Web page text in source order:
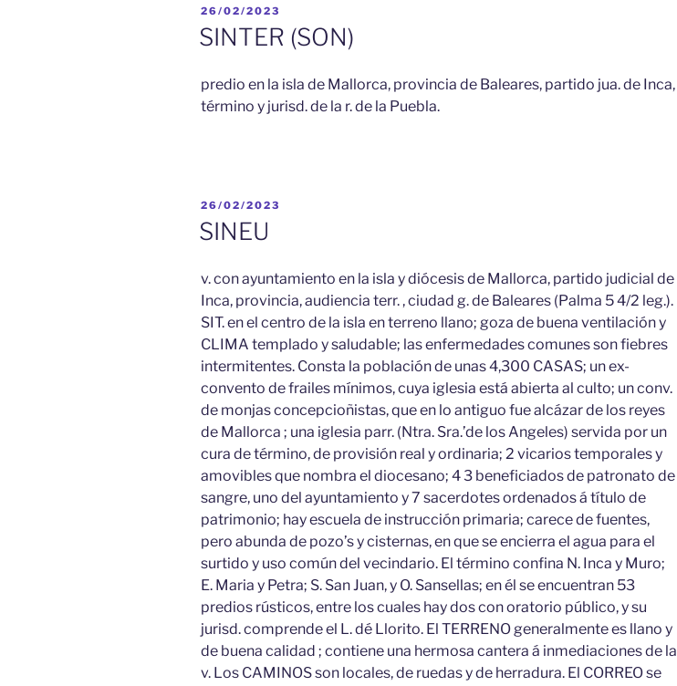
PUBLICADO
26/02/2023
SINTER (SON)
predio en la isla de Mallorca, provincia de Baleares, partido jua. de Inca,
término y jurisd. de la r. de la Puebla.
PUBLICADO
EL
26/02/2023
SINEU
v. con ayuntamiento en la isla y diócesis de Mallorca, partido judicial de
Inca, provincia, audiencia terr. , ciudad g. de Baleares (Palma 5 4/2 leg.).
SIT. en el centro de la isla en terreno llano; goza de buena ventilación y
CLIMA templado y saludable; las enfermedades comunes son fiebres
intermitentes. Consta la población de unas 4,300 CASAS; un ex-
convento de frailes mínimos, cuya iglesia está abierta al culto; un conv.
de monjas concepcioñistas, que en lo antiguo fue alcázar de los reyes
de Mallorca ; una iglesia parr. (Ntra. Sra.’de los Angeles) servida por un
cura de término, de provisión real y ordinaria; 2 vicarios temporales y
amovibles que nombra el diocesano; 4 3 beneficiados de patronato de
sangre, uno del ayuntamiento y 7 sacerdotes ordenados á título de
patrimonio; hay escuela de instrucción primaria; carece de fuentes,
pero abunda de pozo’s y cisternas, en que se encierra el agua para el
surtido y uso común del vecindario. El término confina N. Inca y Muro;
E. Maria y Petra; S. San Juan, y O. Sansellas; en él se encuentran 53
predios rústicos, entre los cuales hay dos con oratorio público, y su
jurisd. comprende el L. dé Llorito. El TERRENO generalmente es llano y
de buena calidad ; contiene una hermosa cantera á inmediaciones de la
v. Los CAMINOS son locales, de ruedas y de herradura. El CORREO se